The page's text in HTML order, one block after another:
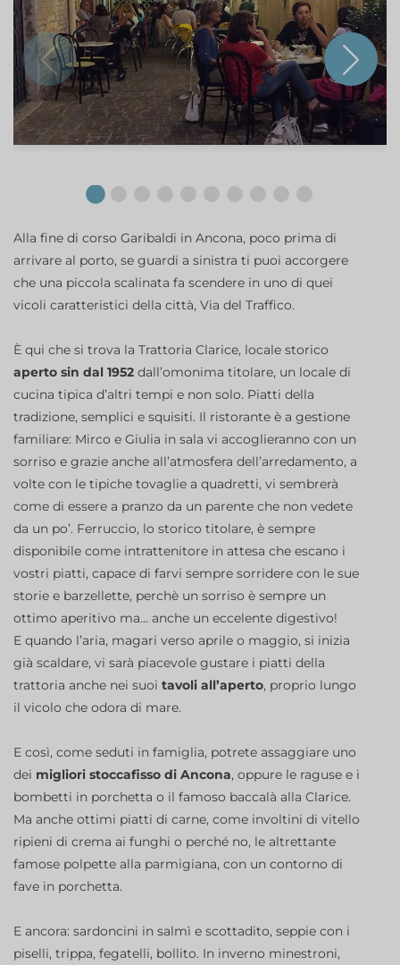
Alla fine di corso Garibaldi in Ancona, poco prima di
arrivare al porto, se guardi a sinistra ti puoi accorgere
che una piccola scalinata fa scendere in uno di quei
vicoli caratteristici della città, Via del Traffico.
È qui che si trova la Trattoria Clarice, locale storico
aperto sin dal 1952 dall’omonima titolare, un locale di
cucina tipica d’altri tempi e non solo. Piatti della
tradizione, semplici e squisiti. Il ristorante è a gestione
familiare: Mirco e Giulia in sala vi accoglieranno con un
sorriso e grazie anche all’atmosfera dell’arredamento, a
volte con le tipiche tovaglie a quadretti, vi sembrerà
come di essere a pranzo da un parente che non vedete
da un po’. Ferruccio, lo storico titolare, è sempre
disponibile come intrattenitore in attesa che escano i
vostri piatti, capace di farvi sempre sorridere con le sue
storie e barzellette, perchè un sorriso è sempre un
ottimo aperitivo ma... anche un eccelente digestivo!
E quando l’aria, magari verso aprile o maggio, si inizia
già scaldare, vi sarà piacevole gustare i piatti della
trattoria anche nei suoi tavoli all’aperto, proprio lungo
il vicolo che odora di mare.
E così, come seduti in famiglia, potrete assaggiare uno
dei migliori stoccafisso di Ancona, oppure le raguse e i
bombetti in porchetta o il famoso baccalà alla Clarice.
Ma anche ottimi piatti di carne, come involtini di vitello
ripieni di crema ai funghi o perché no, le altrettante
famose polpette alla parmigiana, con un contorno di
fave in porchetta.
E ancora: sardoncini in salmì e scottadito, seppie con i
piselli, trippa, fegatelli, bollito. In inverno minestroni,